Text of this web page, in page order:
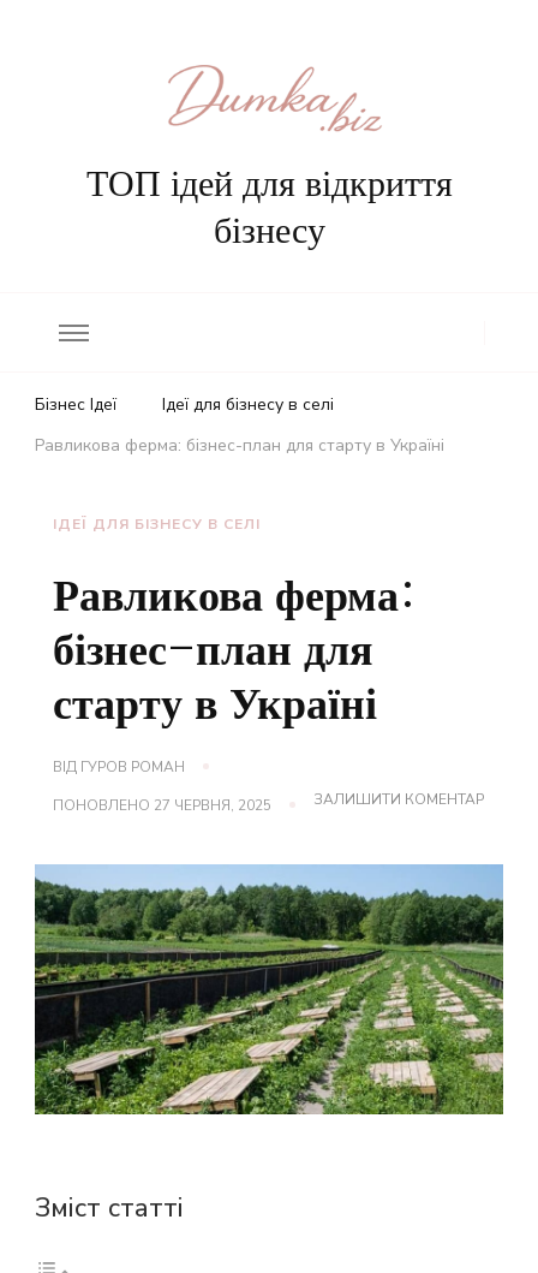
ТОП ідей для відкриття
бізнесу
Бізнес Ідеї
Ідеї для бізнесу в селі
Равликова ферма: бізнес-план для старту в Україні
ІДЕЇ ДЛЯ БІЗНЕСУ В СЕЛІ
Равликова ферма:
бізнес-план для
старту в Україні
ВІД ГУРОВ РОМАН
ПОНОВЛЕНО 27 ЧЕРВНЯ, 2025 ЗАЛИШИТИ КОМЕНТАРДО
ДЛЯ
СТАРТУ
В
УКРАЇНІ
Зміст статті